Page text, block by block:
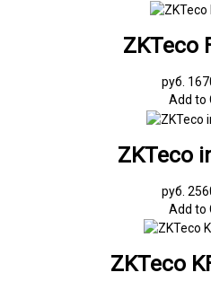
ZKTeco
руб.
Add to
ZKTeco
руб.
Add to
ZKTeco